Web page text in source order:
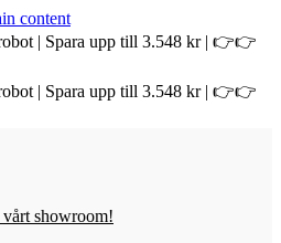
content
| Spara upp till 3.548 kr | 👉👉
| Spara upp till 3.548 kr | 👉👉
showroom!